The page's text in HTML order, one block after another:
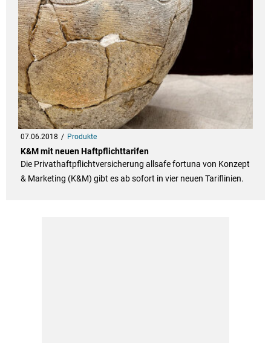
07.06.2018 Produkte
K&M mit neuen Haftpflichttarifen
Die Privathaftpflichtversicherung allsafe fortuna von Konzept
& Marketing (K&M) gibt es ab sofort in vier neuen Tariflinien.